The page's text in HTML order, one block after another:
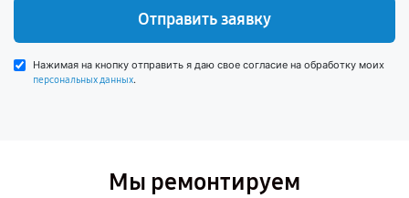
Отправить заявку
Нажимая на кнопку отправить я даю свое согласие на обработку моих
персональных данных.
Мы ремонтируем